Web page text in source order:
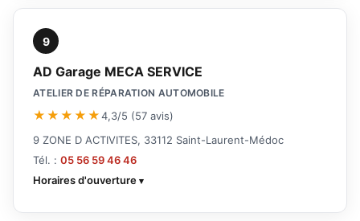
9
AD Garage MECA SERVICE
ATELIER DE RÉPARATION AUTOMOBILE
★★★★★4,3/5 (57 avis)
9 ZONE D ACTIVITES, 33112 Saint-Laurent-Médoc
Tél. : 05 56 59 46 46
Horaires d'ouverture